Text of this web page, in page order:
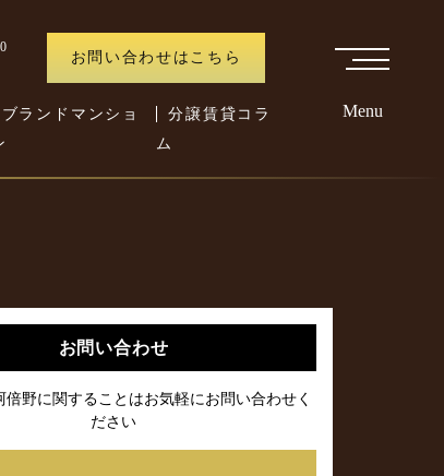
お問い合わせはこちら
ブランドマンショ
分譲賃貸コラ
ム
Menu
お問い合わせ
倍野に関することはお気軽にお問い合わせく
ださい